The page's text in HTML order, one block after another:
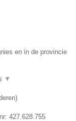
en in de provincie
▼
)
427.628.755